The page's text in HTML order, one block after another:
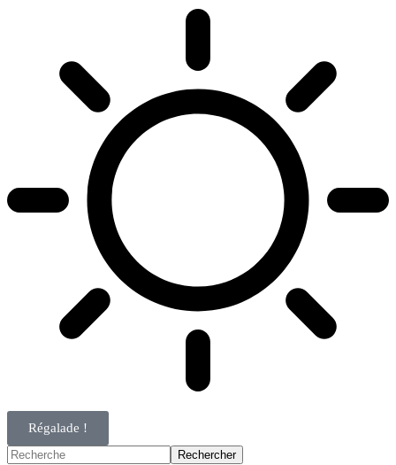
Régalade !